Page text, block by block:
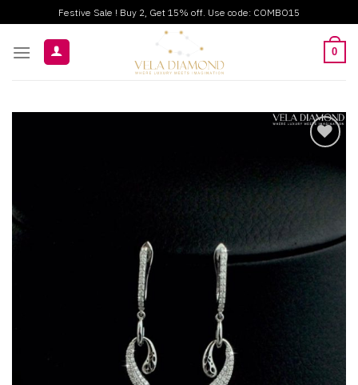
ไป
Festive Sale ! Buy 2, Get 15% off. Use code: COMBO15
0
wishlist